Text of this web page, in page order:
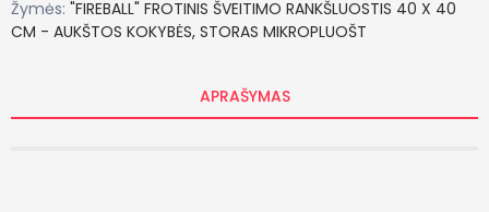
Žymės: "FIREBALL" FROTINIS ŠVEITIMO RANKŠLUOSTIS 40 X 40
CM - AUKŠTOS KOKYBĖS, STORAS MIKROPLUOŠT
APRAŠYMAS